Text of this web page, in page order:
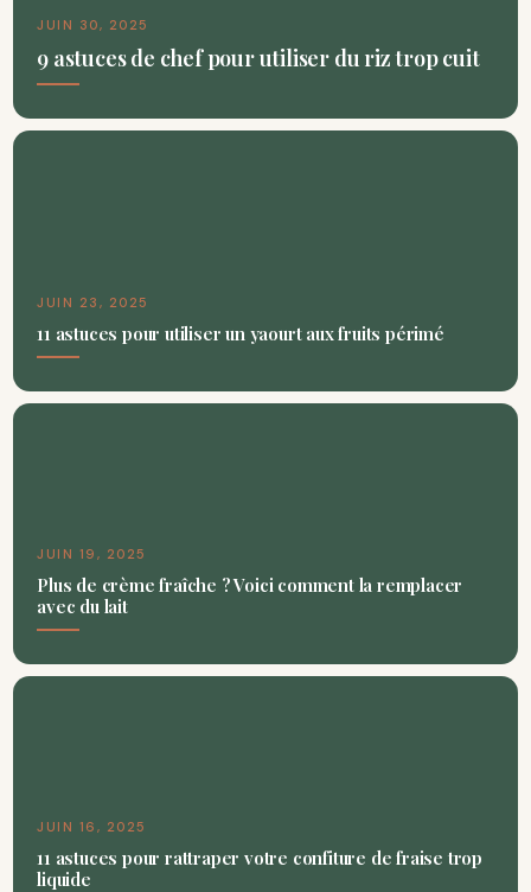
JUIN 30, 2025
9 astuces de chef pour utiliser du riz trop cuit
JUIN 23, 2025
11 astuces pour utiliser un yaourt aux fruits périmé
JUIN 19, 2025
Plus de crème fraîche ? Voici comment la remplacer
avec du lait
JUIN 16, 2025
11 astuces pour rattraper votre confiture de fraise trop
liquide